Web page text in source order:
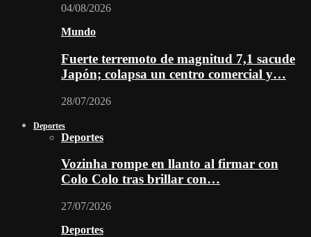
04/08/2026
Mundo
Fuerte terremoto de magnitud 7,1 sacude
Japón; colapsa un centro comercial y…
28/07/2026
Deportes
Deportes
Vozinha rompe en llanto al firmar con
Colo Colo tras brillar con…
27/07/2026
Deportes